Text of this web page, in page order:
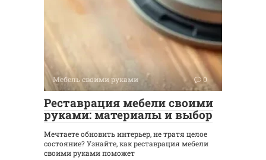
Мебель своими руками 0
Реставрация мебели своими
руками: материалы и выбор
Мечтаете обновить интерьер, не тратя целое
состояние? Узнайте, как реставрация мебели
своими руками поможет